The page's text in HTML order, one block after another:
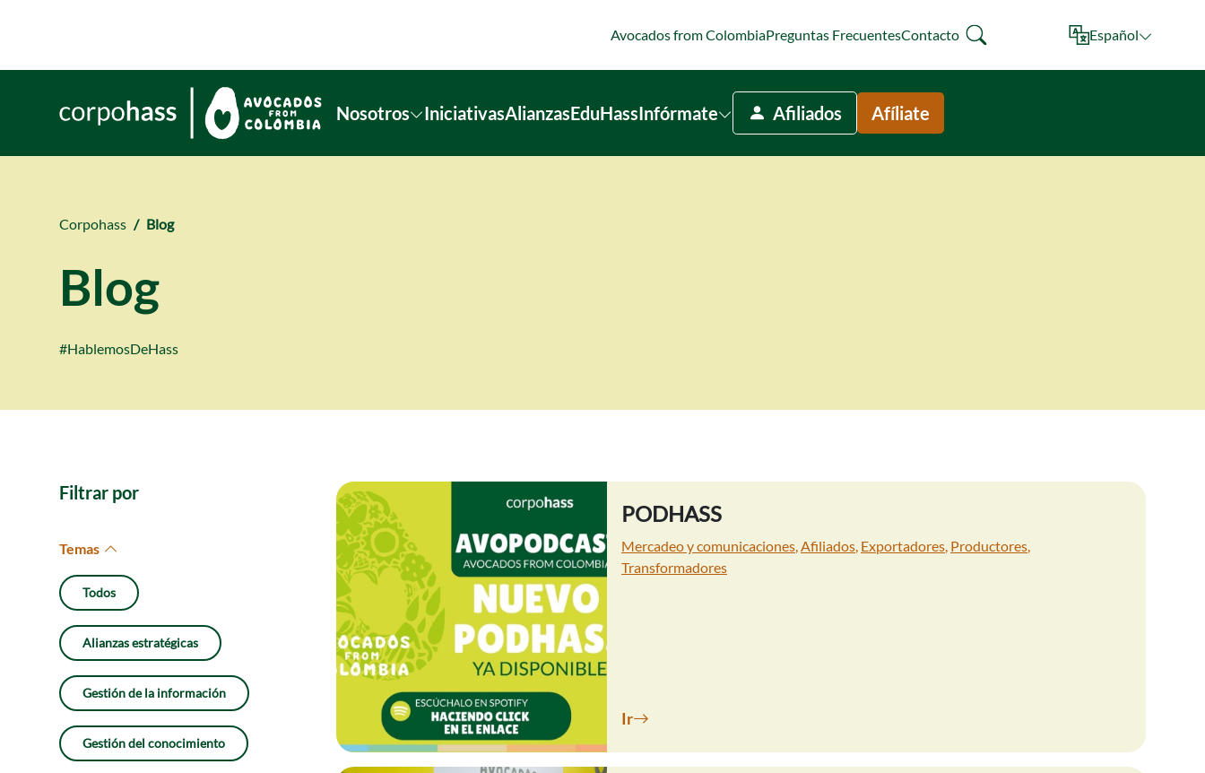
Avocados from ColombiaPreguntas FrecuentesContacto Español
Nosotros IniciativasAlianzasEduHassInfórmate Afiliados Afíliate
Corpohass Blog
Blog
#HablemosDeHass
Filtrar por
Temas
Todos
Alianzas estratégicas
Gestión de la información
Gestión del conocimiento
PODHASS
Mercadeo y comunicaciones,Afiliados, Exportadores, Productores,
Transformadores
Ir